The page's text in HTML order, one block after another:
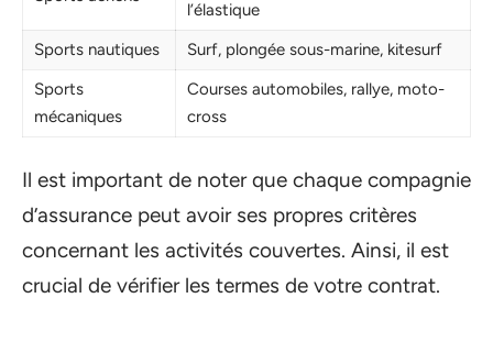
l’élastique
Sports nautiques
Surf, plongée sous-marine, kitesurf
Sports
mécaniques
Courses automobiles, rallye, moto-
cross
Il est important de noter que chaque compagnie
d’assurance peut avoir ses propres critères
concernant les activités couvertes. Ainsi, il est
crucial de vérifier les termes de votre contrat.